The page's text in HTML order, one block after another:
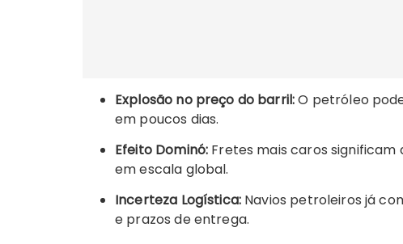
Explosão no preço do barril:O petróleo
em poucos dias.
Efeito Dominó: Fretes mais caros significam
em escala global.
Incerteza Logística: Navios petroleiros já
e prazos de entrega.